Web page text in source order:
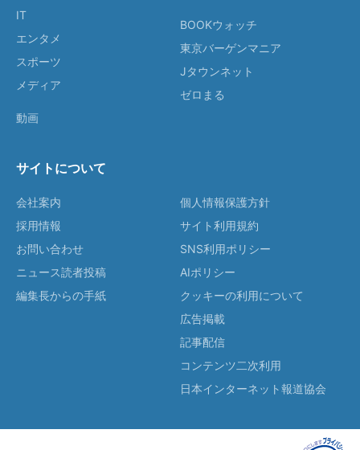
IT
エンタメ
スポーツ
メディア
動画
BOOKウォッチ
東京バーゲンマニア
Jタウンネット
ゼロまる
サイトについて
会社案内
採用情報
お問い合わせ
ニュース読者投稿
編集長からの手紙
個人情報保護方針
サイト利用規約
SNS利用ポリシー
AIポリシー
クッキーの利用について
広告掲載
記事配信
コンテンツ二次利用
日本インターネット報道協会